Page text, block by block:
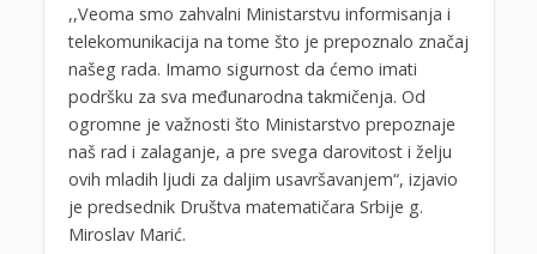
,,Veoma smo zahvalni Ministarstvu informisanja i
telekomunikacija na tome što je prepoznalo značaj
našeg rada. Imamo sigurnost da ćemo imati
podršku za sva međunarodna takmičenja. Od
ogromne je važnosti što Ministarstvo prepoznaje
naš rad i zalaganje, a pre svega darovitost i želju
ovih mladih ljudi za daljim usavršavanjem“, izjavio
je predsednik Društva matematičara Srbije g.
Miroslav Marić.